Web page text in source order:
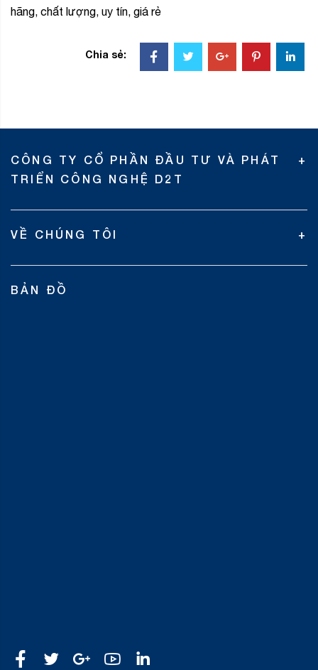
hãng, chất lượng, uy tín, giá rẻ
Chia sẻ:
CÔNG TY CỔ PHẦN ĐẦU TƯ VÀ PHÁT
TRIỂN CÔNG NGHỆ D2T
VỀ CHÚNG TÔI
BẢN ĐỒ